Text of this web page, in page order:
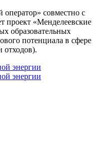
совместно с
проект «Менделеевские
образовательных
потенциала в сфере
отходов).